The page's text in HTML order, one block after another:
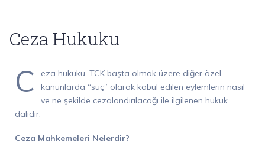
Ceza Hukuku
C
eza hukuku, TCK başta olmak üzere diğer özel
kanunlarda “suç” olarak kabul edilen eylemlerin nasıl
ve ne şekilde cezalandırılacağı ile ilgilenen hukuk
dalıdır.
Ceza Mahkemeleri Nelerdir?